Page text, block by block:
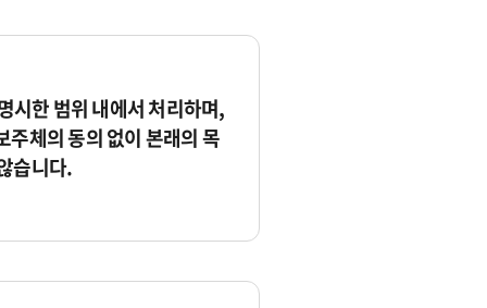
시한 범위 내에서 처리하며,
체의 동의 없이 본래의 목
습니다.